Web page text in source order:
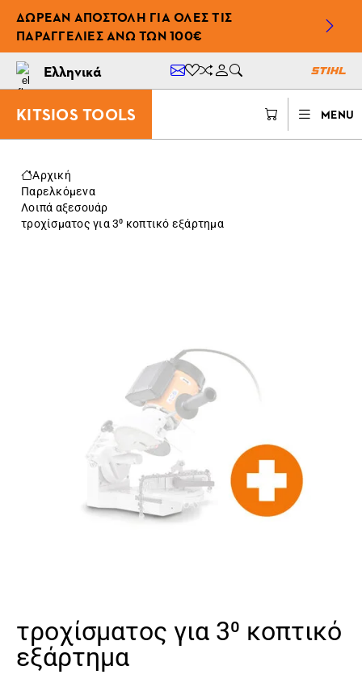
ΔΩΡΕΆΝ ΑΠΟΣΤΟΛΉ ΓΙΑ ΌΛΕΣ ΤΙΣ
ΠΑΡΑΓΓΕΛΊΕΣ ΆΝΩ ΤΩΝ 100€
Ελληνικά
KITSIOS TOOLS MENU
Αρχική
Παρελκόμενα
Λοιπά αξεσουάρ
τροχίσματος για 3⁰ κοπτικό εξάρτημα
τροχίσματος για 3⁰ κοπτικό
εξάρτημα